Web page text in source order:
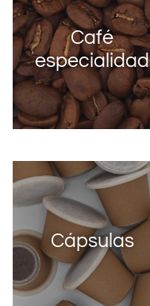
Café
especialidad
Cápsulas